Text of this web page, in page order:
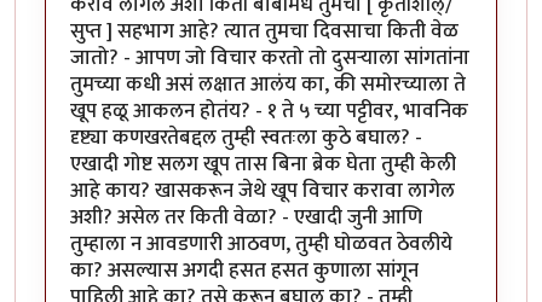
सुप्त ] सहभाग आहे? त्यात तुमचा दिवसाचा किती वेळ
जातो? - आपण जो विचार करतो तो दुसर्‍याला सांगतांना
तुमच्या कधी असं लक्षात आलंय का, की समोरच्याला ते
खूप हळू आकलन होतंय? - १ ते ५ च्या पट्टीवर, भावनिक
दृष्ट्या कणखरतेबद्दल तुम्ही स्वतःला कुठे बघाल? -
एखादी गोष्ट सलग खूप तास बिना ब्रेक घेता तुम्ही केली
आहे काय? खासकरून जेथे खूप विचार करावा लागेल
अशी? असेल तर किती वेळा? - एखादी जुनी आणि
तुम्हाला न आवडणारी आठवण, तुम्ही घोळवत ठेवलीये
का? असल्यास अगदी हसत हसत कुणाला सांगून